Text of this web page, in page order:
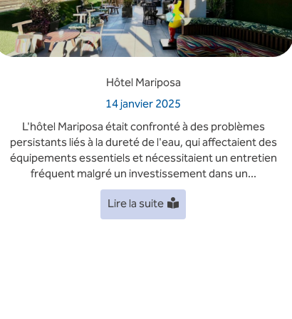
Hôtel Mariposa
14 janvier 2025
L'hôtel Mariposa était confronté à des problèmes
persistants liés à la dureté de l'eau, qui affectaient des
équipements essentiels et nécessitaient un entretien
fréquent malgré un investissement dans un...
Lire la suite